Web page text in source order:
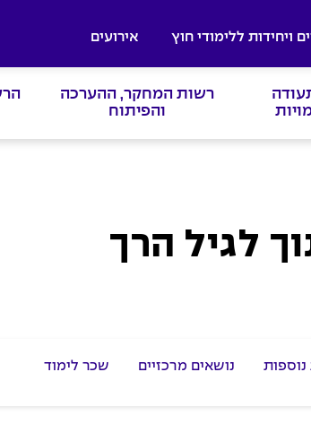
ויחידות ללימודי חוץ
אירועים
רשות המחקר, ההערכה
והפיתוח
לגיל הרך
נוספות נושאים מרכזיים שכר לימוד